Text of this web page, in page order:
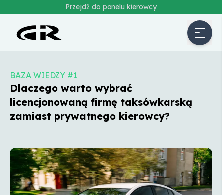
Przejdź do panelu kierowcy
BAZA WIEDZY #1
Dlaczego warto wybrać
licencjonowaną firmę taksówkarską
zamiast prywatnego kierowcy?